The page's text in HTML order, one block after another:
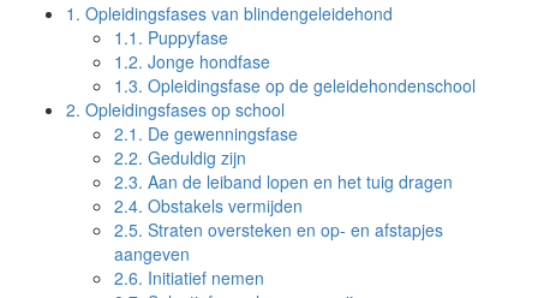
1. Opleidingsfases van blindengeleidehond
1.1. Puppyfase
1.2. Jonge hondfase
1.3. Opleidingsfase op de geleidehondenschool
2. Opleidingsfases op school
2.1. De gewenningsfase
2.2. Geduldig zijn
2.3. Aan de leiband lopen en het tuig dragen
2.4. Obstakels vermijden
2.5. Straten oversteken en op- en afstapjes
aangeven
2.6. Initiatief nemen